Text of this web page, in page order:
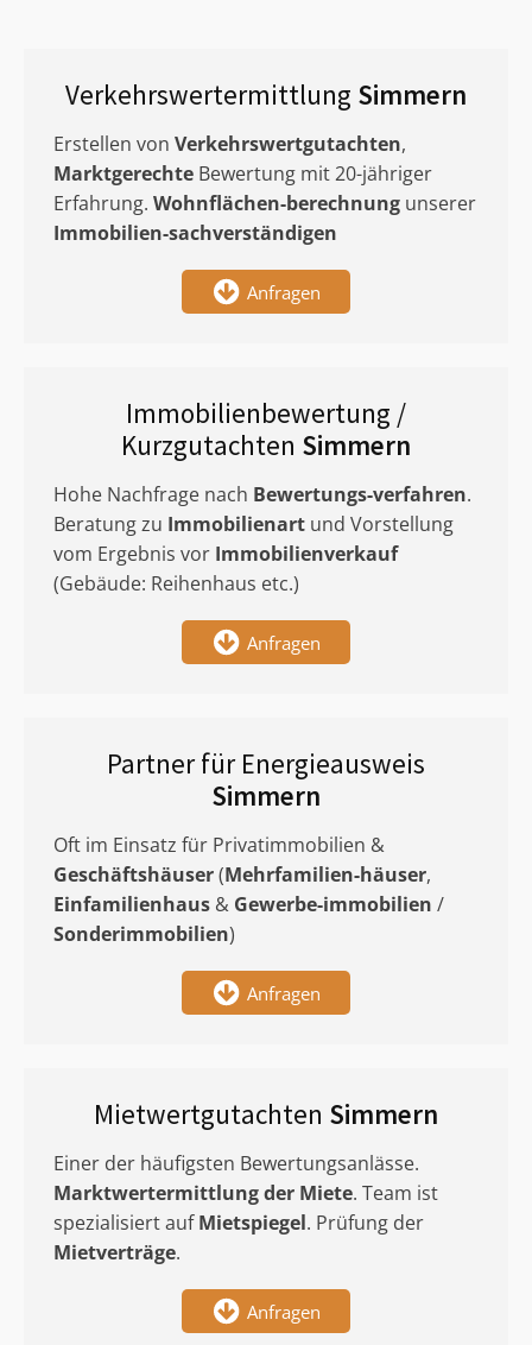
Verkehrswertermittlung Simmern
Erstellen von Verkehrswertgutachten,
Marktgerechte Bewertung mit 20-jähriger
Erfahrung. Wohnflächen-berechnung unserer
Immobilien-sachverständigen
Anfragen
Immobilienbewertung /
Kurzgutachten Simmern
Hohe Nachfrage nach Bewertungs-verfahren.
Beratung zu Immobilienart und Vorstellung
vom Ergebnis vor Immobilienverkauf
(Gebäude: Reihenhaus etc.)
Anfragen
Partner für Energieausweis
Simmern
Oft im Einsatz für Privatimmobilien &
Geschäftshäuser(Mehrfamilien-häuser,
Einfamilienhaus & Gewerbe-immobilien /
Sonderimmobilien)
Anfragen
Mietwertgutachten Simmern
Einer der häufigsten Bewertungsanlässe.
Marktwertermittlungder Miete. Team ist
spezialisiert aufMietspiegel. Prüfung der
Mietverträge.
Anfragen